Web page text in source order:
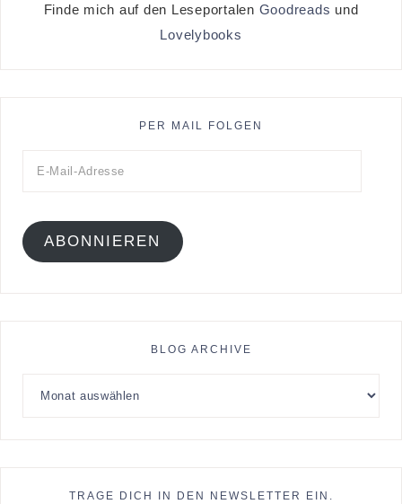
Finde mich auf den Leseportalen Goodreads und
Lovelybooks
PER MAIL FOLGEN
ABONNIEREN
BLOG ARCHIVE
TRAGE DICH IN DEN NEWSLETTER EIN.